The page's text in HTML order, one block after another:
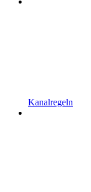
Kanalregeln